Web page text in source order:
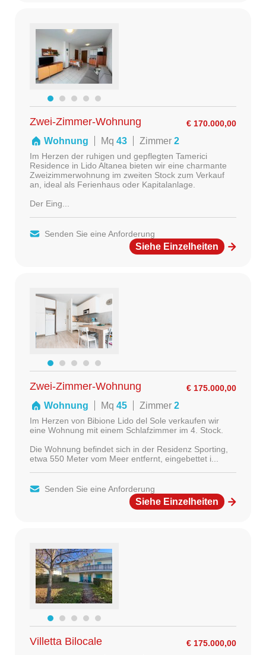
€ 170.000,00
Zwei-Zimmer-Wohnung
Wohnung Mq 43 Zimmer 2
Im Herzen der ruhigen und gepflegten Tamerici
Residence in Lido Altanea bieten wir eine charmante
Zweizimmerwohnung im zweiten Stock zum Verkauf
an, ideal als Ferienhaus oder Kapitalanlage.
Der Eing...
Senden Sie eine Anforderung
Siehe Einzelheiten
€ 175.000,00
Zwei-Zimmer-Wohnung
Wohnung Mq 45 Zimmer 2
Im Herzen von Bibione Lido del Sole verkaufen wir
eine Wohnung mit einem Schlafzimmer im 4. Stock.
Die Wohnung befindet sich in der Residenz Sporting,
etwa 550 Meter vom Meer entfernt, eingebettet i...
Senden Sie eine Anforderung
Siehe Einzelheiten
€ 175.000,00
Villetta Bilocale